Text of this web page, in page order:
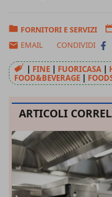
FORNITORI E SERVIZI
EMAIL
CONDIVIDI
| FINE | FUORICASA |
FOOD&BEVERAGE |
ARTICOLI